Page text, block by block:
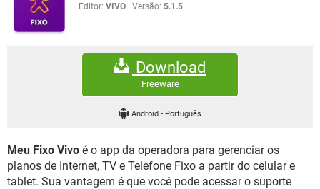
INSTAGRAM GMAIL
GUIA DE COMPRAS
OUTLOOK
JOGOS WHATSAPP
CELULAR
EXCEL
GMAIL
FÓRUM
FACEBOOK
EXCEL
GMAIL
WHATSAPP
INSTAGRAM GMAIL
GUIA DE COMPRAS
Editor: VIVO Versão: 5.1.5
Download
Freeware
Android - Português
Meu Fixo Vivo é o app da operadora para gerenciar os
planos de Internet, TV e Telefone Fixo a partir do celular e
tablet. Sua vantagem é que você pode acessar o suporte